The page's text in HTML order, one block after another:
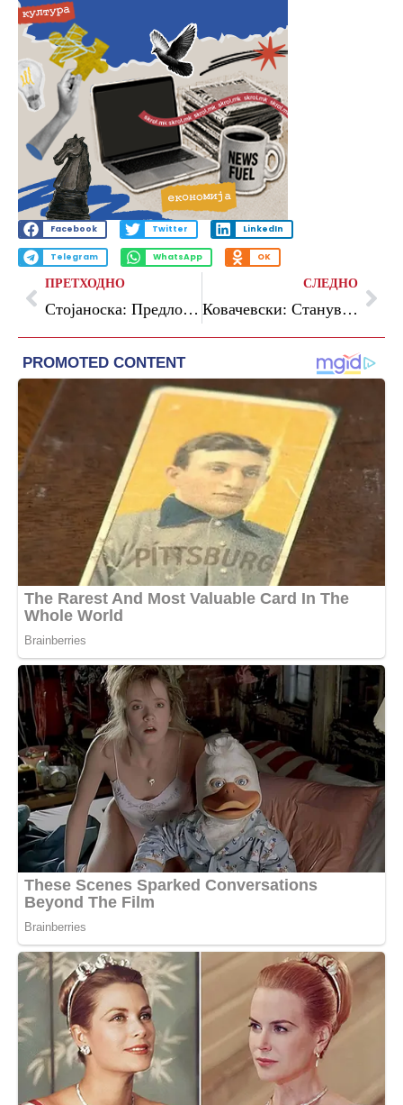
Facebook Twitter LinkedIn
Telegram WhatsApp OK
ПРЕТХОДНО
Стојаноска: Предлог-измените на Законот за работни односи се противуставни и против сите европски декларации за труд
СЛЕДНО
Ковачевски: Станува збор за стратешки и европски поврзани коридори и затоа законите се разгледуваат на Комисијата за европски прашања